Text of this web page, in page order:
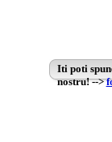
Iti poti
nostru! -->